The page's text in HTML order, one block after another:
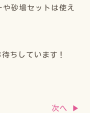
砂場セットは使え
ちしています！
次へ ▶